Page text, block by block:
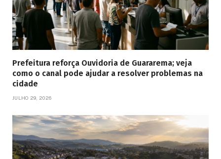
Prefeitura reforça Ouvidoria de Guararema; veja
como o canal pode ajudar a resolver problemas na
cidade
JULHO 29, 2026